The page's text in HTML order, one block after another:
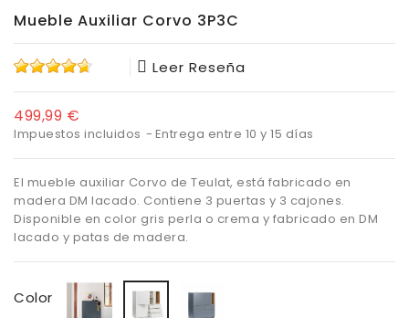
Mueble Auxiliar Corvo 3P3C
Leer Reseña
499,99 €
Impuestos incluidos Entrega entre 10 y 15 días
El mueble auxiliar Corvo de Teulat, está fabricado en
madera DM lacado. Contiene 3 puertas y 3 cajones.
Disponible en color gris perla o crema y fabricado en DM
lacado y patas de madera.
Color
Gris
Antracita
Crema